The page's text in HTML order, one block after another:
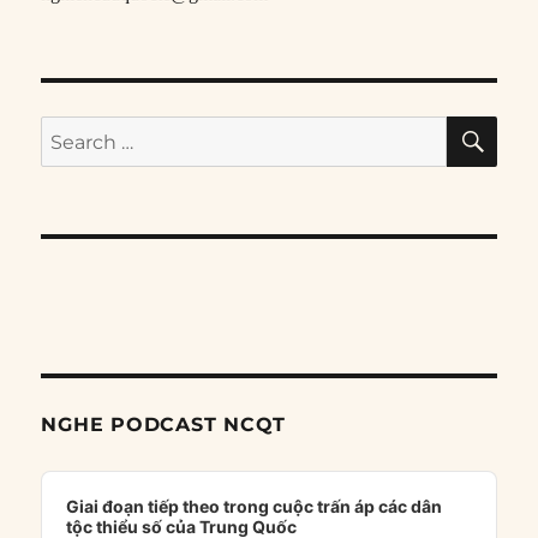
Search
for:
NGHE PODCAST NCQT
Audio
Player
Giai đoạn tiếp theo trong cuộc trấn áp các dân
tộc thiểu số của Trung Quốc